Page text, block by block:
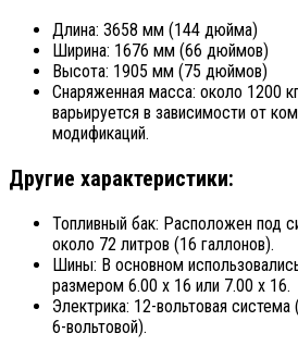
Длина: 3658 мм (144 дюйма)
Ширина: 1676 мм (66 дюймов)
Высота: 1905 мм (75 дюймов)
Снаряженная масса: около 1200
варьируется в зависимости от
модификаций.
Другие характеристики:
Топливный бак: Расположен под
около 72 литров (16 галлонов).
Шины: В основном
размером 6.00 x 16 или 7.00 x 16.
Электрика: 12-вольтовая
6-вольтовой).